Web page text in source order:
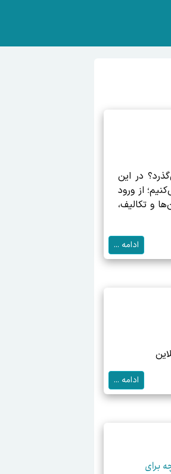
در این
از ورود
و تکالیف،
ادامه ...
ادامه ...
برای